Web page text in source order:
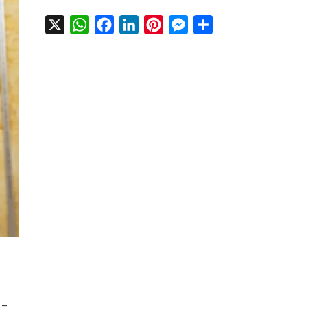
–
WhatsAppFacebookLinkedInPinterestMessenger